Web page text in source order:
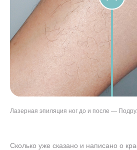
Лазерная эпиляция ног до и после —
Сколько уже сказано и написано о